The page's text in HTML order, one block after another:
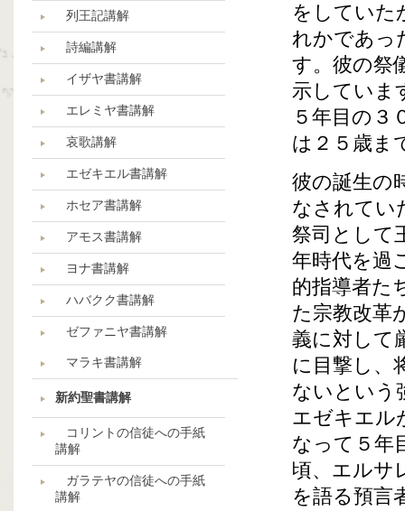
列王記講解
詩編講解
イザヤ書講解
エレミヤ書講解
哀歌講解
エゼキエル書講解
ホセア書講解
アモス書講解
ヨナ書講解
ハバクク書講解
ゼファニヤ書講解
マラキ書講解
新約聖書講解
コリントの信徒への手紙
講解
ガラテヤの信徒への手紙
講解
をしていた
れかであっ
す。彼の祭
示していま
５年目の３
は２５歳ま
彼の誕生の
なされてい
祭司として
年時代を過
的指導者た
た宗教改革
義に対して
に目撃し、
ないという
エゼキエル
なって５年
頃、エルサ
を語る預言